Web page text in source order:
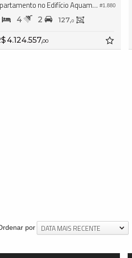
#1.880
Apartamento no Edifício Aquamarine Residence
4 2 127,0
4.124.557,00
por DATA MAIS RECENTE